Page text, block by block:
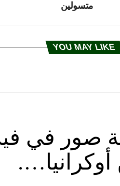
متسولين
YOU MAY LIKE
صور في